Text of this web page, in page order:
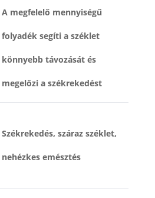
A megfelelő mennyiségű
folyadék segíti a széklet
könnyebb távozását és
megelőzi a székrekedést
Székrekedés, száraz széklet,
nehézkes emésztés